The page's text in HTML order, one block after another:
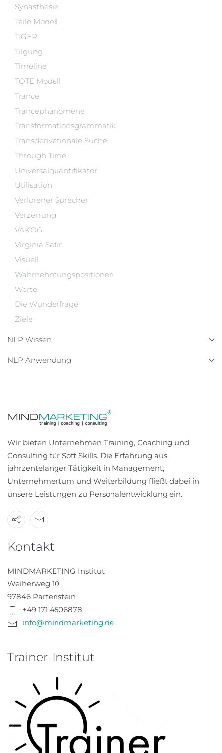
Synästhesie
Teile Modell
TIGER
Tilgung
Timeline
TOTE Modell
Trance
Trancephänomene
Transformationsgrammatik
Transderivationale Suche
Through Time
Universalquantifikator
Utilisation
Verlorener Sprecher
Verzerrung
VAKOG
Virginia Satir
Visuell
Wahrnehmungspositionen
Werte
Die Wunderfrage
Ziele
NLP Wissen
NLP Anwendung
Wir bieten Unternehmen Training, Coaching und
Consulting für Soft Skills. Die Erfahrung aus
jahrzentelanger Tätigkeit in Management,
Unternehmertum und Weiterbildung fließt dabei in
unsere Leistungen zu Personalentwicklung ein.
Kontakt
MINDMARKETING Institut
Weiherweg 10
97846 Partenstein
+49 171 4506878
info@mindmarketing.de
Trainer-Institut